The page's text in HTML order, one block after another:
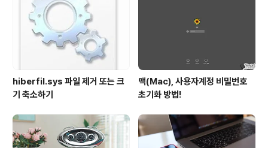
렐즈10 은 기존에 비해 어떤 특징을 가지고 있을까요? 두
말 할 것 없이 OS X 요세미티와의 완벽한 연동을 꼽을 수
있을 겁니다. '패러렐즈9..
hiberfil.sys 파일 제거 또는 크
기 축소하기
맥(Mac), 사용자계정 비밀번호
초기화 방법!